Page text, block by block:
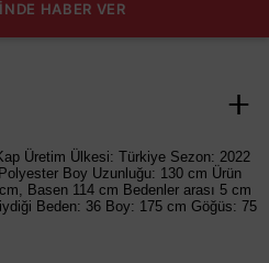
HABER VER
Üretim Ülkesi: Türkiye Sezon: 2022
Boy Uzunluğu: 130 cm Ürün
Basen 114 cm Bedenler arası 5 cm
Beden: 36 Boy: 175 cm Göğüs: 75